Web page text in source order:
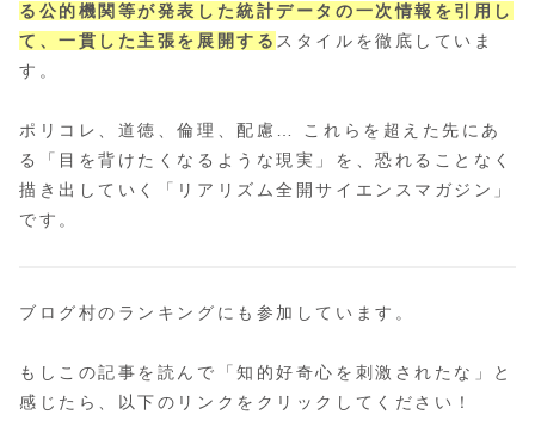
る公的機関等が発表した統計データの一次情報を引用し
て、一貫した主張を展開する スタイルを徹底していま
す。
ポリコレ、道徳、倫理、配慮… これらを超えた先にあ
る「目を背けたくなるような現実」を、恐れることなく
描き出していく「リアリズム全開サイエンスマガジン」
です。
ブログ村のランキングにも参加しています。
もしこの記事を読んで「知的好奇心を刺激されたな」と
感じたら、以下のリンクをクリックしてください！